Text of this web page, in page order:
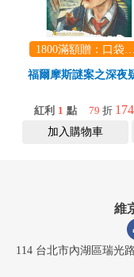
1800滿額贈：口袋玩具一份（隨機出貨） (summer read)
福爾摩斯謎案之深夜
紅利 1 點 79 折 174
加入購物車
維
114 台北市內湖區瑞光